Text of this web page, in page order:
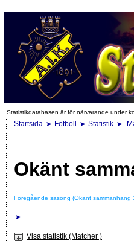
Statistikdatabasen är för närvarande under
Startsida Fotboll Statistik
Okänt
Föregående säsong (Okänt sammanhang
Visa statistik (Matcher )